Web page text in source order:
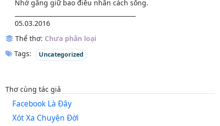
Nhớ gắng giữ bao điều nhân cách sống.
05.03.2016
Thể thơ: Chưa phân loại
Tags:
Uncategorized
Thơ cùng tác giả
Facebook Là Đây
Xót Xa Chuyện Đời